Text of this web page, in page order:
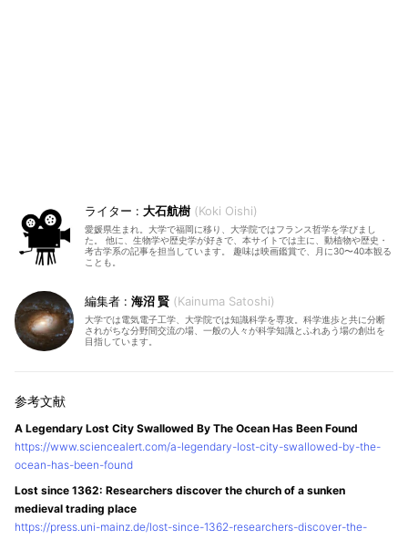
大石航樹 Koki Oishi
愛媛県生まれ。大学で福岡に移り、大学院ではフランス哲学を学びまし
た。 他に、生物学や歴史学が好きで、本サイトでは主に、動植物や歴史・
考古学系の記事を担当しています。 趣味は映画鑑賞で、月に30〜40本観る
ことも。
海沼 賢 Kainuma Satoshi
大学では電気電子工学、大学院では知識科学を専攻。科学進歩と共に分断
されがちな分野間交流の場、一般の人々が科学知識とふれあう場の創出を
目指しています。
A Legendary Lost City Swallowed By The Ocean Has Been Found
https://www.sciencealert.com/a-legendary-lost-city-swallowed-by-the-
ocean-has-been-found
Lost since 1362: Researchers discover the church of a sunken
medieval trading place
https://press.uni-mainz.de/lost-since-1362-researchers-discover-the-